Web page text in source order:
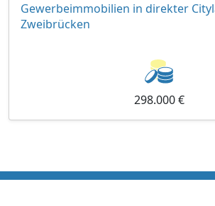
Gewerbeimmobilien in direkter
Zweibrücken
298.000 €